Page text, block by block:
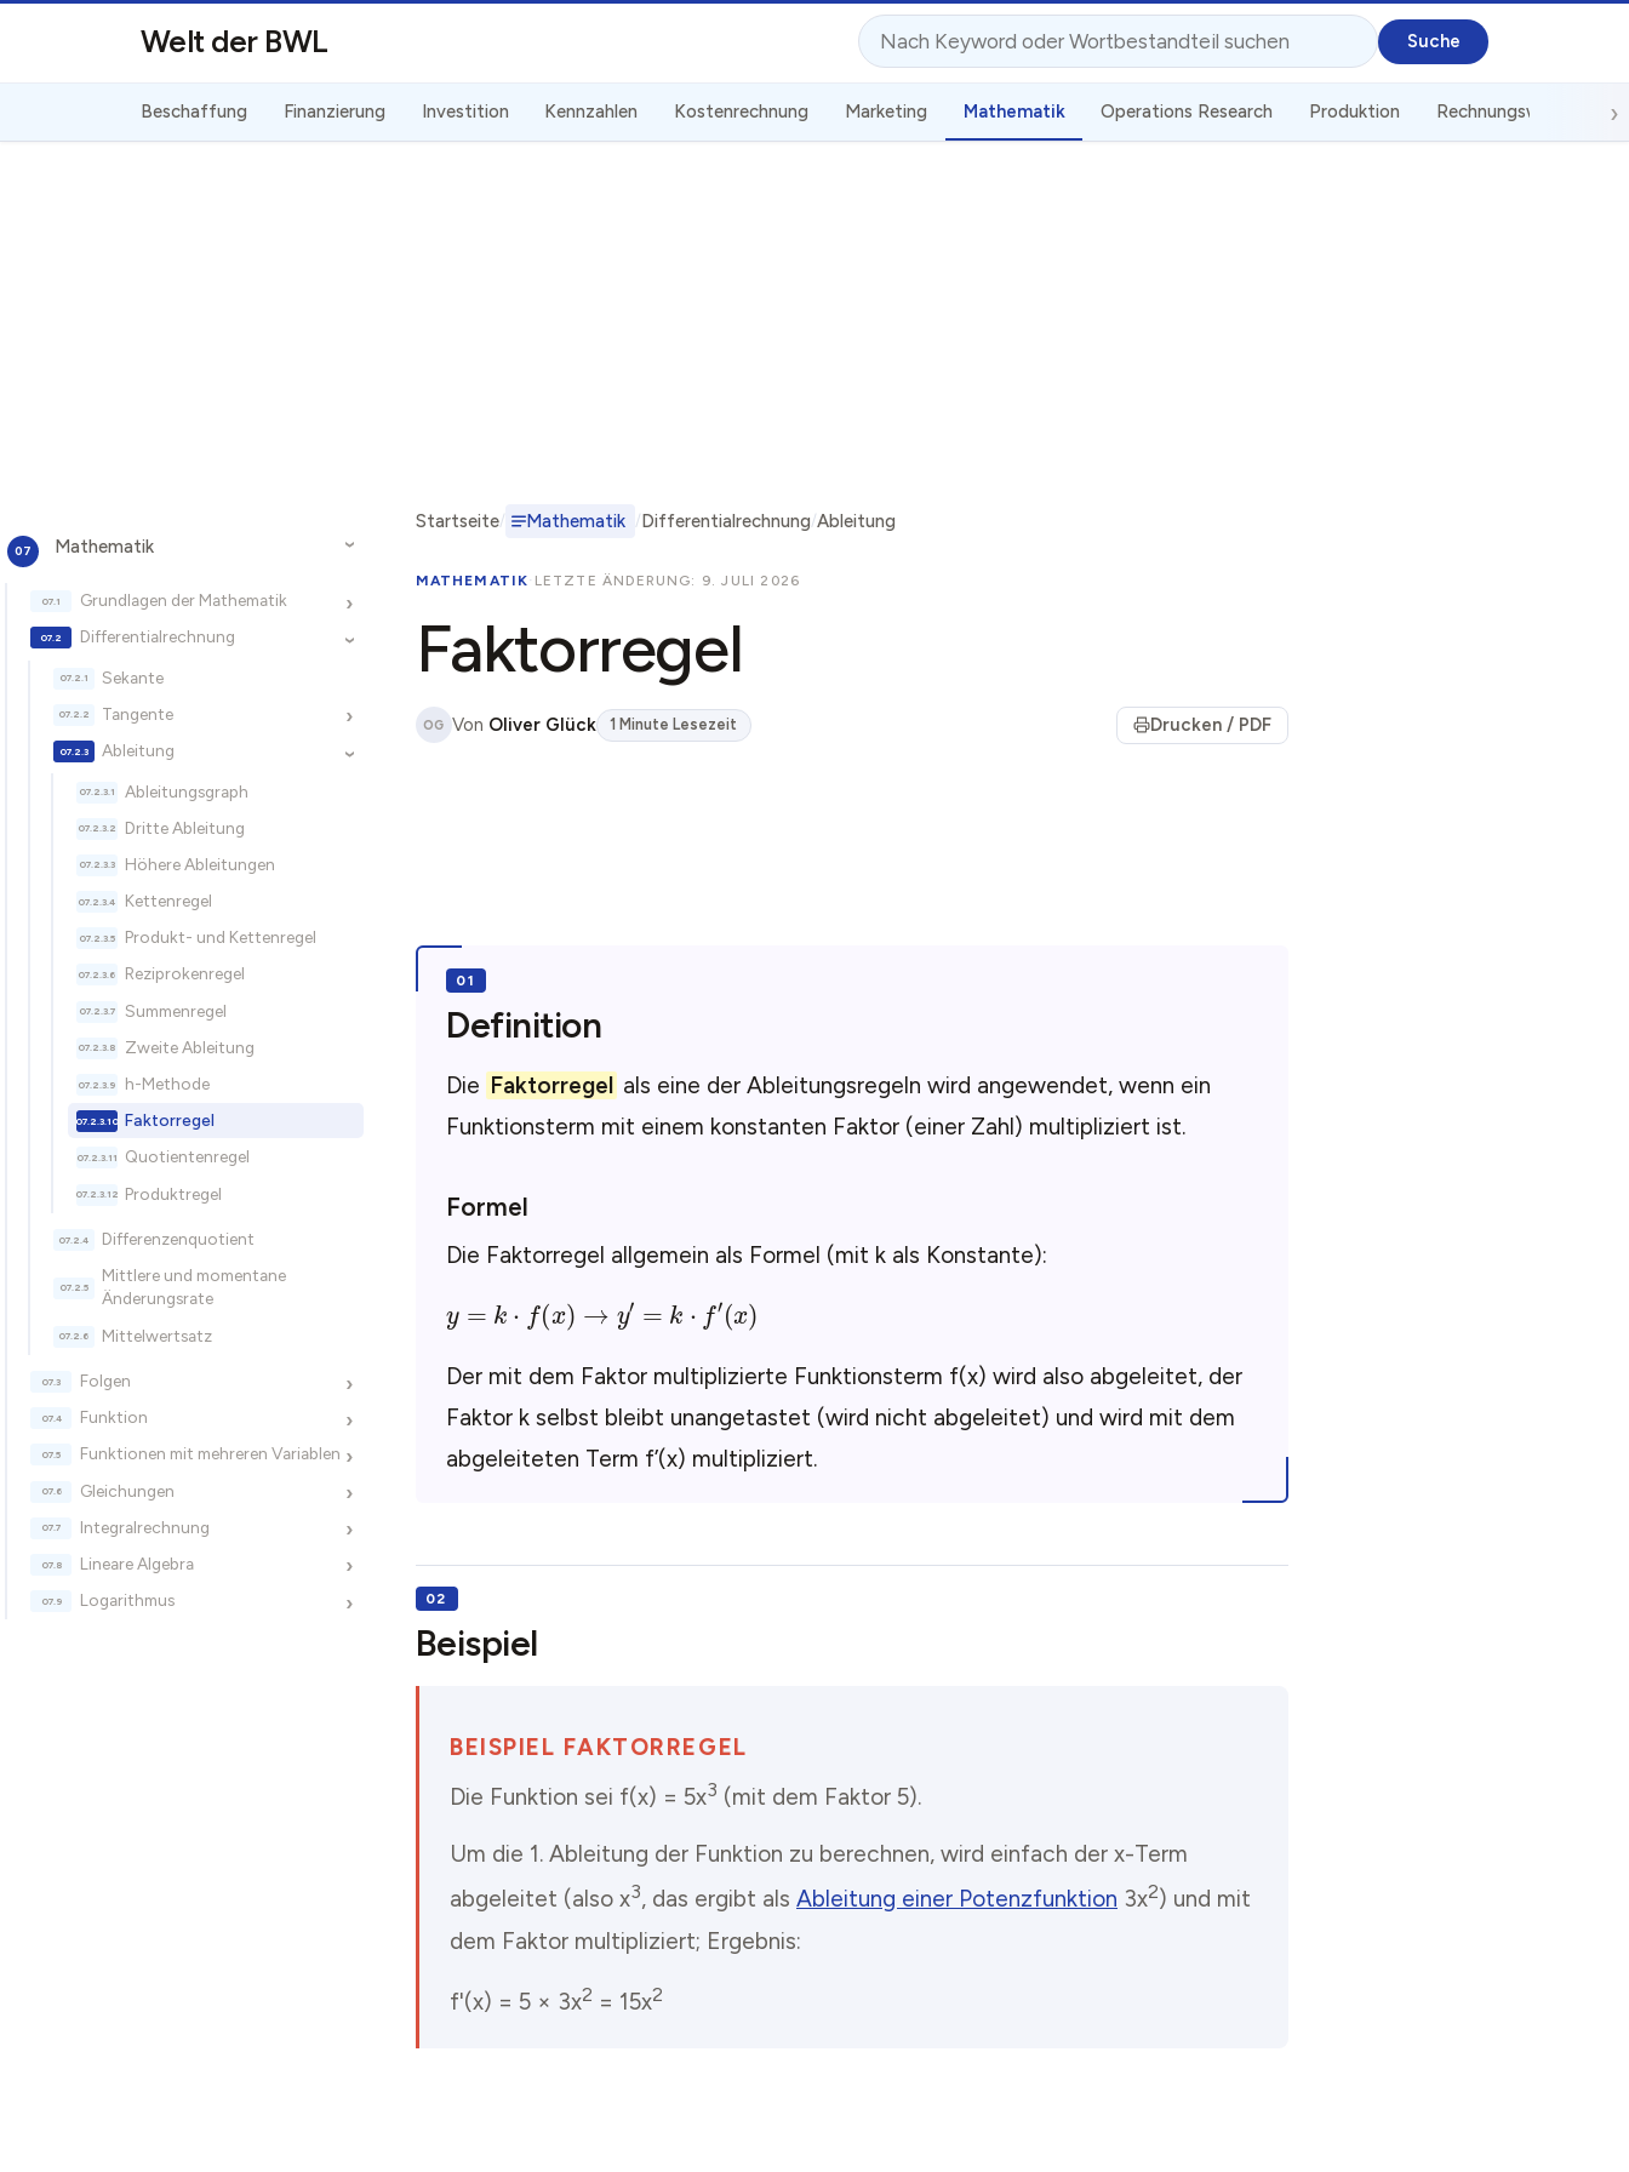
Welt der BWL Suche
Beschaffung Finanzierung Investition Kennzahlen Kostenrechnung Marketing Mathematik Operations Research Produktion Rechnungswesen
›
Mathematik
›
Grundlagen der Mathematik
›
Differentialrechnung
Sekante
›
Tangente
›
Ableitung
Ableitungsgraph
Dritte Ableitung
Höhere Ableitungen
Kettenregel
Produkt- und Kettenregel
Reziprokenregel
Summenregel
Zweite Ableitung
h-Methode
Faktorregel
Quotientenregel
Produktregel
Differenzenquotient
Mittlere und momentane
Änderungsrate
Mittelwertsatz
›
Folgen
›
Funktion
›
Funktionen mit mehreren Variablen
›
Gleichungen
›
Integralrechnung
›
Lineare Algebra
›
Logarithmus
Startseite Mathematik Differentialrechnung Ableitung
MATHEMATIK· LETZTE ÄNDERUNG: 9. JULI 2026
Faktorregel
OG Von Oliver Glück 1 Minute Lesezeit Drucken / PDF
Definition
Die Faktorregel als eine der Ableitungsregeln wird angewendet, wenn ein
Funktionsterm mit einem konstanten Faktor (einer Zahl) multipliziert ist.
Formel
Die Faktorregel allgemein als Formel (mit k als Konstante):
y=
Der mit dem Faktor multiplizierte Funktionsterm f(x) wird also abgeleitet, der
Faktor k selbst bleibt unangetastet (wird nicht abgeleitet) und wird mit dem
abgeleiteten Term f’(x) multipliziert.
Beispiel
BEISPIEL FAKTORREGEL
Die Funktion sei f(x) = 5x3 (mit dem Faktor 5).
Um die 1. Ableitung der Funktion zu berechnen, wird einfach der x-Term
abgeleitet (also x3, das ergibt als Ableitung einer Potenzfunktion 3x2) und mit
dem Faktor multipliziert; Ergebnis:
f'(x) = 5 × 3x2 = 15x2